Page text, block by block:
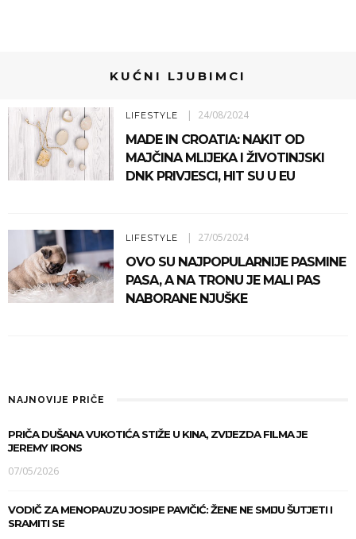
KUĆNI LJUBIMCI
LIFESTYLE 24/08/2024
MADE IN CROATIA: NAKIT OD
MAJČINA MLIJEKA I ŽIVOTINJSKI
DNK PRIVJESCI, HIT SU U EU
LIFESTYLE 27/05/2024
OVO SU NAJPOPULARNIJE PASMINE
PASA, A NA TRONU JE MALI PAS
NABORANE NJUŠKE
NAJNOVIJE PRIČE
PRIČA DUŠANA VUKOTIĆA STIŽE U KINA, ZVIJEZDA FILMA JE
JEREMY IRONS
07/05/2026
VODIČ ZA MENOPAUZU JOSIPE PAVIČIĆ: ŽENE NE SMIJU ŠUTJETI I
SRAMITI SE